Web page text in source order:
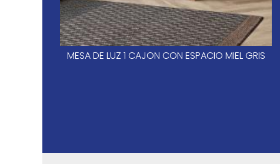
MESA DE LUZ 1 CAJON CON ESPACIO MIEL GRIS